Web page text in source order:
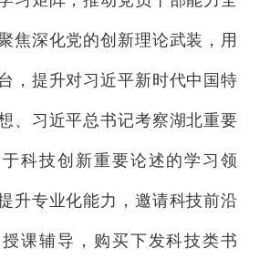
焦深化党的创新理论武装，用
，提升对习近平新时代中国特
、习近平总书记考察湖北重要
科技创新重要论述的学习领
升专业化能力，邀请科技前沿
课辅导，购买下发科技类书